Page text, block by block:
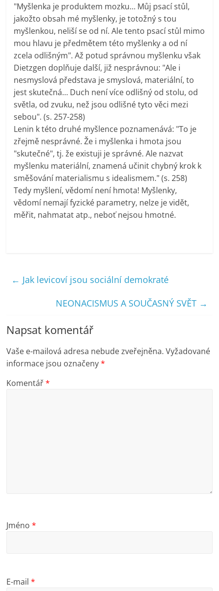
"Myšlenka je produktem mozku… Můj psací stůl,
jakožto obsah mé myšlenky, je totožný s tou
myšlenkou, neliší se od ní. Ale tento psací stůl mimo
mou hlavu je předmětem této myšlenky a od ní
zcela odlišným". Až potud správnou myšlenku však
Dietzgen doplňuje další, již nesprávnou: "Ale i
nesmyslová představa je smyslová, materiální, to
jest skutečná… Duch není více odlišný od stolu, od
světla, od zvuku, než jsou odlišné tyto věci mezi
sebou". (s. 257-258)
Lenin k této druhé myšlence poznamenává: "To je
zřejmě nesprávné. Že i myšlenka i hmota jsou
"skutečné", tj. že existuji je správné. Ale nazvat
myšlenku materiální, znamená učinit chybný krok k
směšování materialismu s idealismem." (s. 258)
Tedy myšlení, vědomí není hmota! Myšlenky,
vědomí nemají fyzické parametry, nelze je vidět,
měřit, nahmatat atp., neboť nejsou hmotné.
← Jak levicoví jsou sociální demokraté
NEONACISMUS A SOUČASNÝ SVĚT →
Napsat komentář
Vaše e-mailová adresa nebude zveřejněna. Vyžadované
informace jsou označeny*
Komentář*
Jméno*
E-mail*